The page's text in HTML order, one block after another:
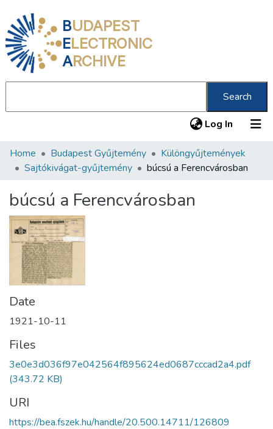
BUDAPEST
ELECTRONIC
ARCHIVE
Search
Log In (current)
Communities & Collections
Statistics
About us
Home Budapest Gyűjtemény
Különgyűjtemények
Sajtókivágat-gyűjtemény
búcsú a Ferencvárosban
búcsú a Ferencvárosban
Date
1921-10-11
Files
3e0e3d036f97e042564f895624ed0687cccad2a4.pdf
(343.72 KB)
URI
https://bea.fszek.hu/handle/20.500.14711/126809